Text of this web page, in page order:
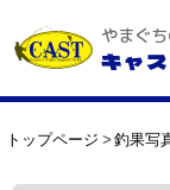
やまぐ
キャ
トップページ 釣果写